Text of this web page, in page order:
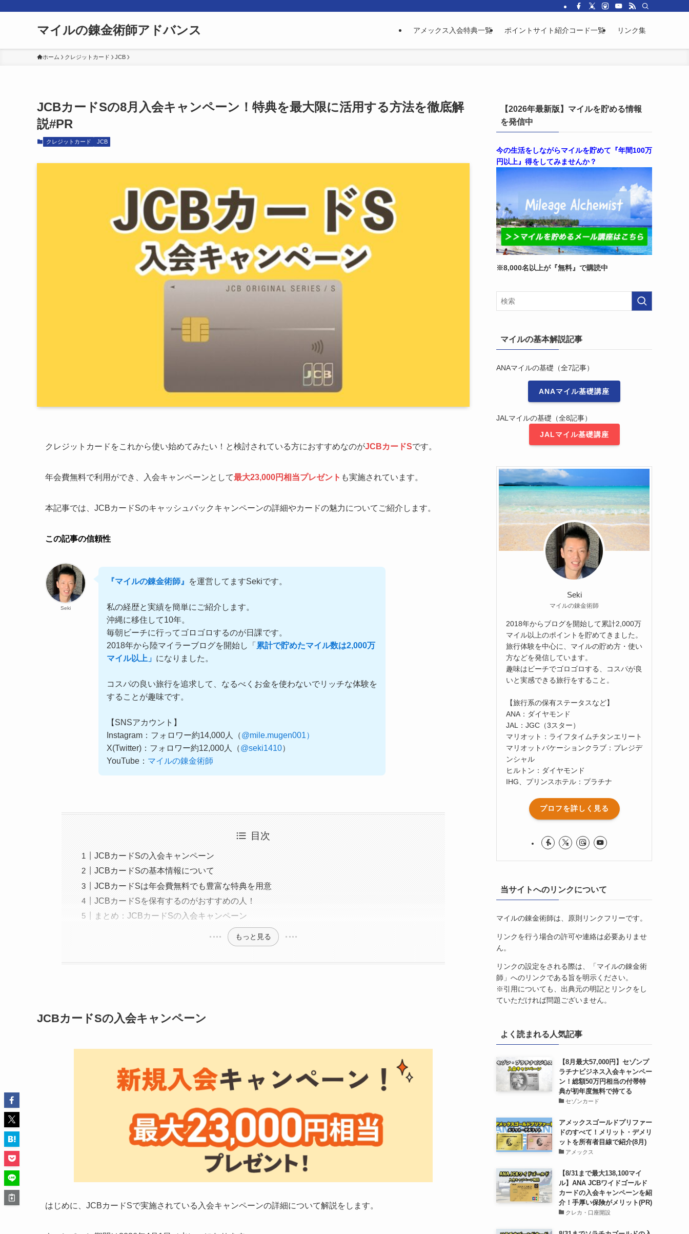
マイルの錬金術師アドバンス アメックス入会特典一覧 ポイントサイト紹介コード一覧 リンク集
ホーム クレジットカード JCB
JCBカードSの8月入会キャンペーン！特典を最大限に活用する方法を徹底解
説#PR
クレジットカード JCB
クレジットカードをこれから使い始めてみたい！と検討されている方におすすめなのがJCBカードSです。
年会費無料で利用ができ、入会キャンペーンとして最大23,000円相当プレゼント も実施されています。
本記事では、JCBカードSのキャッシュバックキャンペーンの詳細やカードの魅力についてご紹介します。
この記事の信頼性
Seki
『マイルの錬金術師』 を運営してますSekiです。
私の経歴と実績を簡単にご紹介します。
沖縄に移住して10年。
毎朝ビーチに行ってゴロゴロするのが日課です。
2018年から陸マイラーブログを開始し「 累計で貯めたマイル数は2,000万
マイル以上」 になりました。
コスパの良い旅行を追求して、なるべくお金を使わないでリッチな体験を
することが趣味です。
【SNSアカウント】
Instagram：フォロワー約14,000人（@mile.mugen001）
X(Twitter)：フォロワー約12,000人（@seki1410）
YouTube： マイルの錬金術師
目次
JCBカードSの入会キャンペーン
JCBカードSの基本情報について
JCBカードSは年会費無料でも豊富な特典を用意
JCBカードSを保有するのがおすすめの人！
まとめ：JCBカードSの入会キャンペーン
もっと見る
JCBカードSの入会キャンペーン
はじめに、JCBカードSで実施されている入会キャンペーンの詳細について解説をします。
【2026年最新版】マイルを貯める情報
を発信中
今の生活をしながらマイルを貯めて『年間100万
円以上』得をしてみませんか？
※8,000名以上が『無料』で購読中
マイルの基本解説記事
ANAマイルの基礎（全7記事）
ANAマイル基礎講座
JALマイルの基礎（全8記事）
JALマイル基礎講座
Seki
マイルの錬金術師
2018年からブログを開始して累計2,000万
マイル以上のポイントを貯めてきました。
旅行体験を中心に、マイルの貯め方・使い
方などを発信しています。
趣味はビーチでゴロゴロする、コスパが良
いと実感できる旅行をすること。
【旅行系の保有ステータスなど】
ANA：ダイヤモンド
JAL：JGC（3スター）
マリオット：ライフタイムチタンエリート
マリオットバケーションクラブ：プレジデ
ンシャル
ヒルトン：ダイヤモンド
IHG、プリンスホテル：プラチナ
プロフを詳しく見る
当サイトへのリンクについて
マイルの錬金術師は、原則リンクフリーです。
リンクを行う場合の許可や連絡は必要ありませ
ん。
リンクの設定をされる際は、「マイルの錬金術
師」へのリンクである旨を明示ください。
※引用についても、出典元の明記とリンクをし
ていただければ問題ございません。
よく読まれる人気記事
【8月最大57,000円】セゾンプ
ラチナビジネス入会キャンペー
ン！総額50万円相当の付帯特
典が初年度無料で持てる
セゾンカード
アメックスゴールドプリファー
ドのすべて！メリット・デメリ
ットを所有者目線で紹介(8月)
アメックス
【8/31まで最大138,100マイ
ル】ANA JCBワイドゴールド
カードの入会キャンペーンを紹
介！手厚い保険がメリット(PR)
クレカ・口座開設